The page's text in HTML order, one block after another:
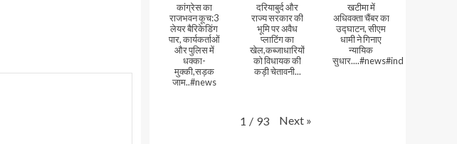
कांग्रेस का
राजभवन कूच:3
लेयर बैरिकेडिंग
पार, कार्यकर्ताओं
और पुलिस में
धक्का-
मुक्की,सड़क
जाम..#news
दरियाबुर्द और
राज्य सरकार की
भूमि पर अवैध
प्लाटिंग का
खेल,कब्जाधारियों
को विधायक की
कड़ी चेतावनी...
खटीमा में
अधिवक्ता चैंबर का
उद्घाटन, सीएम
धामी ने गिनाए
न्यायिक
सुधार....#news#india#video
1 / 93 Next »